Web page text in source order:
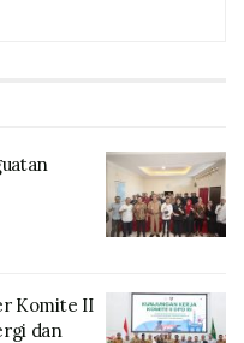
Komite II
dan